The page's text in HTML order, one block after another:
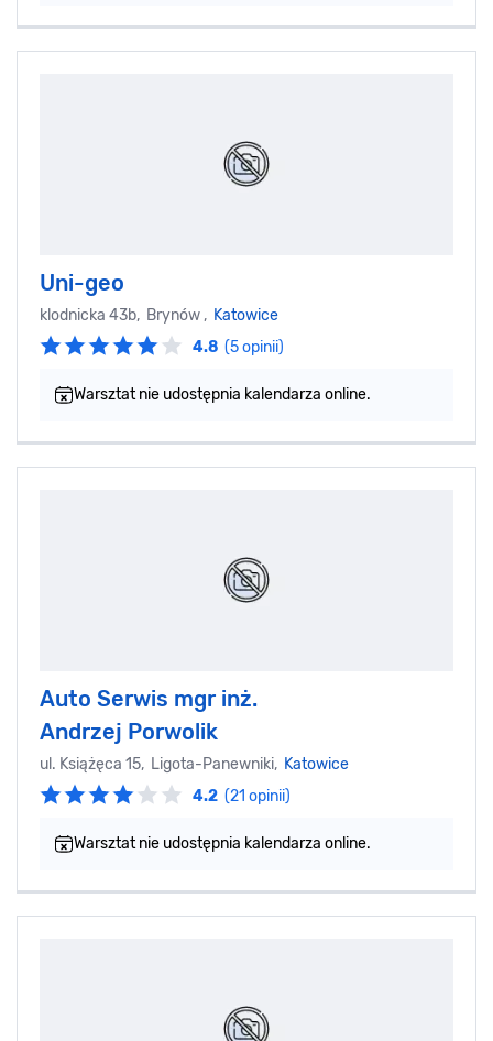
Uni-geo
klodnicka 43b, Brynów , Katowice
4.8 (5 opinii)
Warsztat nie udostępnia kalendarza online.
Auto Serwis mgr inż.
Andrzej Porwolik
ul. Książęca 15, Ligota-Panewniki, Katowice
4.2 (21 opinii)
Warsztat nie udostępnia kalendarza online.